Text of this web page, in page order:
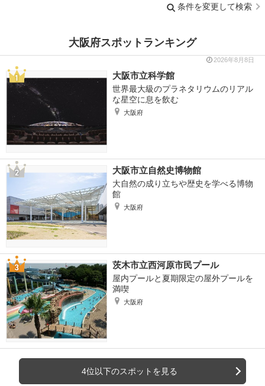
条件を変更して検索
大阪府スポットランキング
2026年8月8日
大阪市立科学館
世界最大級のプラネタリウムのリアル
な星空に息を飲む
大阪府
大阪市立自然史博物館
大自然の成り立ちや歴史を学べる博物
館
大阪府
茨木市立西河原市民プール
屋内プールと夏期限定の屋外プールを
満喫
大阪府
4位以下のスポットを見る